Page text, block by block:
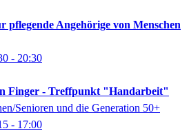
pflegende Angehörige von Menschen
- 20:30
Finger - Treffpunkt "Handarbeit"
Senioren und die Generation 50+
- 17:00